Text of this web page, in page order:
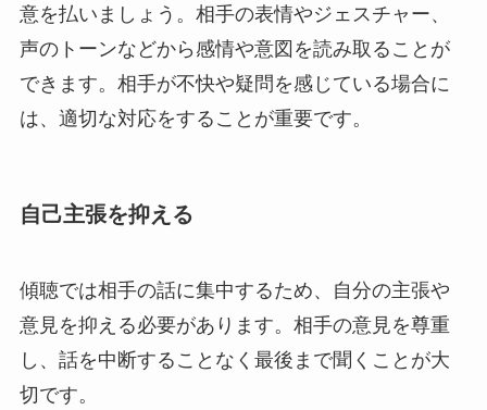
意を払いましょう。相手の表情やジェスチャー、
声のトーンなどから感情や意図を読み取ることが
できます。相手が不快や疑問を感じている場合に
は、適切な対応をすることが重要です。
自己主張を抑える
傾聴では相手の話に集中するため、自分の主張や
意見を抑える必要があります。相手の意見を尊重
し、話を中断することなく最後まで聞くことが大
切です。